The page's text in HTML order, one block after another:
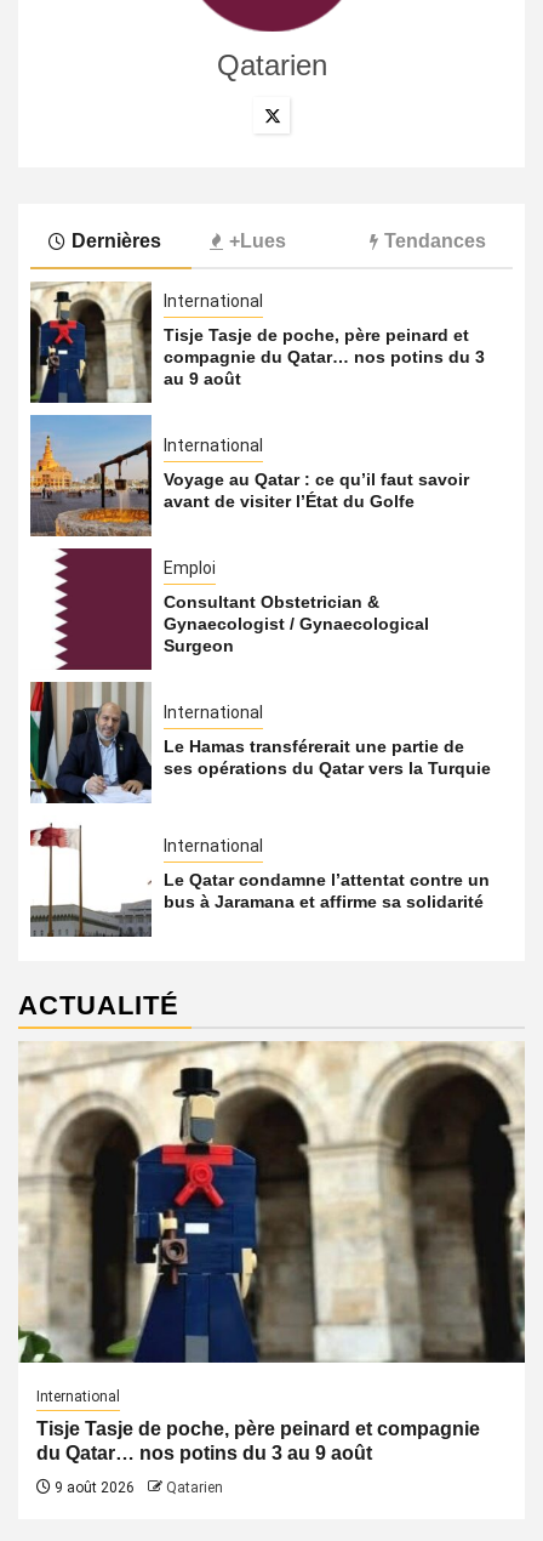
Qatarien
Dernières +Lues Tendances
International
Tisje Tasje de poche, père peinard et
compagnie du Qatar… nos potins du 3
au 9 août
International
Voyage au Qatar : ce qu’il faut savoir
avant de visiter l’État du Golfe
Emploi
Consultant Obstetrician &
Gynaecologist / Gynaecological
Surgeon
International
Le Hamas transférerait une partie de
ses opérations du Qatar vers la Turquie
International
Le Qatar condamne l’attentat contre un
bus à Jaramana et affirme sa solidarité
ACTUALITÉ
International
Tisje Tasje de poche, père peinard et compagnie
du Qatar… nos potins du 3 au 9 août
9 août 2026 Qatarien